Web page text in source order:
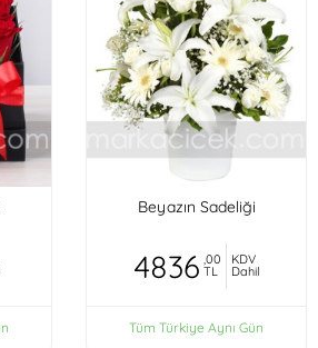
Beyazın Sadeliği
4836 ,00
TL
KDV
Dahil
Tüm Türkiye Aynı Gün